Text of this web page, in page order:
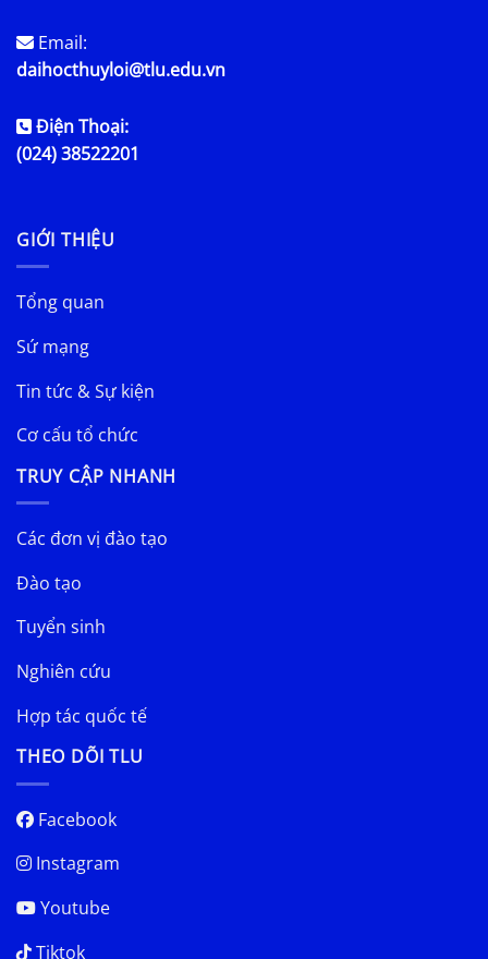
Email:
daihocthuyloi@tlu.edu.vn
Điện Thoại:
(024) 38522201
GIỚI THIỆU
Tổng quan
Sứ mạng
Tin tức & Sự kiện
Cơ cấu tổ chức
TRUY CẬP NHANH
Các đơn vị đào tạo
Đào tạo
Tuyển sinh
Nghiên cứu
Hợp tác quốc tế
THEO DÕI TLU
Facebook
Instagram
Youtube
Tiktok